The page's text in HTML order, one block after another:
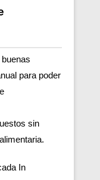
para poder
sin
In